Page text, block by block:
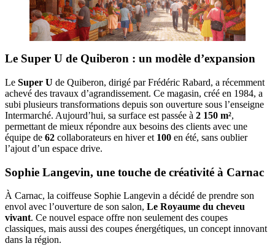
Le Super U de Quiberon : un modèle d’expansion
Le Super U de Quiberon, dirigé par Frédéric Rabard, a récemment
achevé des travaux d’agrandissement. Ce magasin, créé en 1984, a
subi plusieurs transformations depuis son ouverture sous l’enseigne
Intermarché. Aujourd’hui, sa surface est passée à 2 150 m²,
permettant de mieux répondre aux besoins des clients avec une
équipe de 62 collaborateurs en hiver et 100 en été, sans oublier
l’ajout d’un espace drive.
Sophie Langevin, une touche de créativité à Carnac
À Carnac, la coiffeuse Sophie Langevin a décidé de prendre son
envol avec l’ouverture de son salon, Le Royaume du cheveu
vivant. Ce nouvel espace offre non seulement des coupes
classiques, mais aussi des coupes énergétiques, un concept innovant
dans la région.